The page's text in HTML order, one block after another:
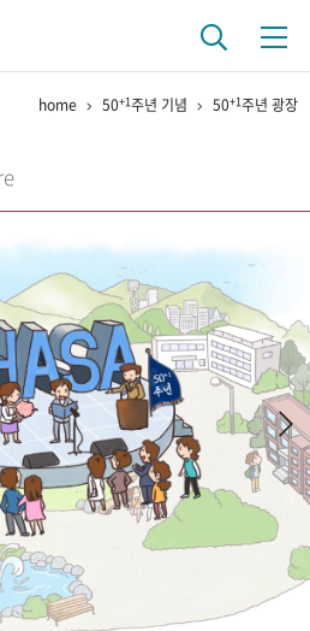
연구 역사
연구자들
행정박물 영상 기록물
년 50
주년 광장
home 50+1주년 기념 50+1주년 광장